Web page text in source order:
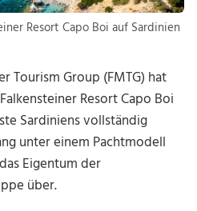
Resort Capo Boi auf Sardinien
Tourism Group (FMTG) hat
Resort Capo Boi
Sardiniens vollständig
unter einem Pachtmodell
Eigentum der
über.